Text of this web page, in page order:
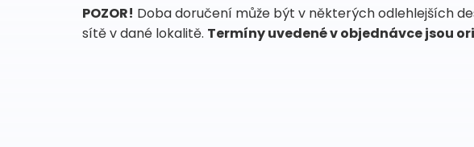
POZOR! Doba doručení může být v některých odlehlejších
sítě v dané lokalitě. Termíny uvedené v objednávce jsou